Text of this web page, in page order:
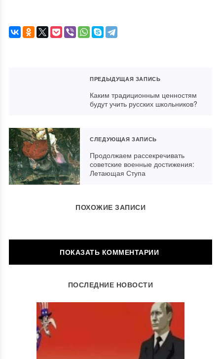
ПРЕДЫДУЩАЯ ЗАПИСЬ
Каким традиционным ценностям
будут учить русских школьников?
СЛЕДУЮЩАЯ ЗАПИСЬ
Продолжаем рассекречивать
советские военные достижения:
Летающая Ступа
ПОХОЖИЕ ЗАПИСИ
ОСТАВИТЬ КОММЕНТАРИЙ
Комментарий*
ПОСЛЕДНИЕ НОВОСТИ